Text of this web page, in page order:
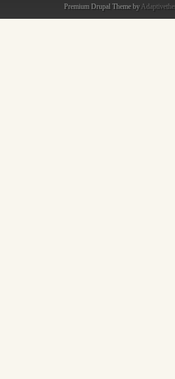
Premium Drupal Theme by